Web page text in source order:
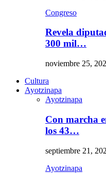
Congreso
Revela
300 mil…
noviembre 25,
Cultura
Ayotzinapa
Ayotzinapa
Con marcha
los 43…
septiembre 21,
Ayotzinapa